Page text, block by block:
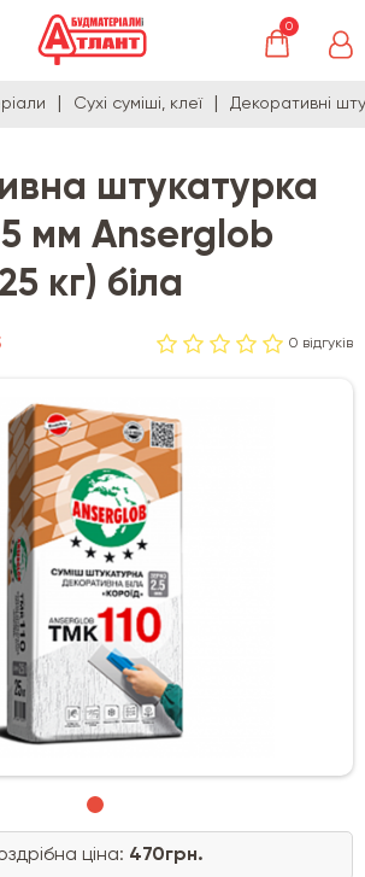
0
Сухі суміші, клеї Декоративні
штукатурка
мм Anserglob
кг) біла
0 відгуків
ціна: 470грн.